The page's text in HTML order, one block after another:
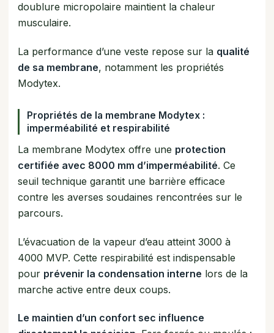
doublure micropolaire maintient la chaleur
musculaire.
La performance d’une veste repose sur la qualité
de sa membrane, notamment les propriétés
Modytex.
Propriétés de la membrane Modytex :
imperméabilité et respirabilité
La membrane Modytex offre une protection
certifiée avec 8000 mm d’imperméabilité. Ce
seuil technique garantit une barrière efficace
contre les averses soudaines rencontrées sur le
parcours.
L’évacuation de la vapeur d’eau atteint 3000 à
4000 MVP. Cette respirabilité est indispensable
pour prévenir la condensation interne lors de la
marche active entre deux coups.
Le maintien d’un confort sec influence